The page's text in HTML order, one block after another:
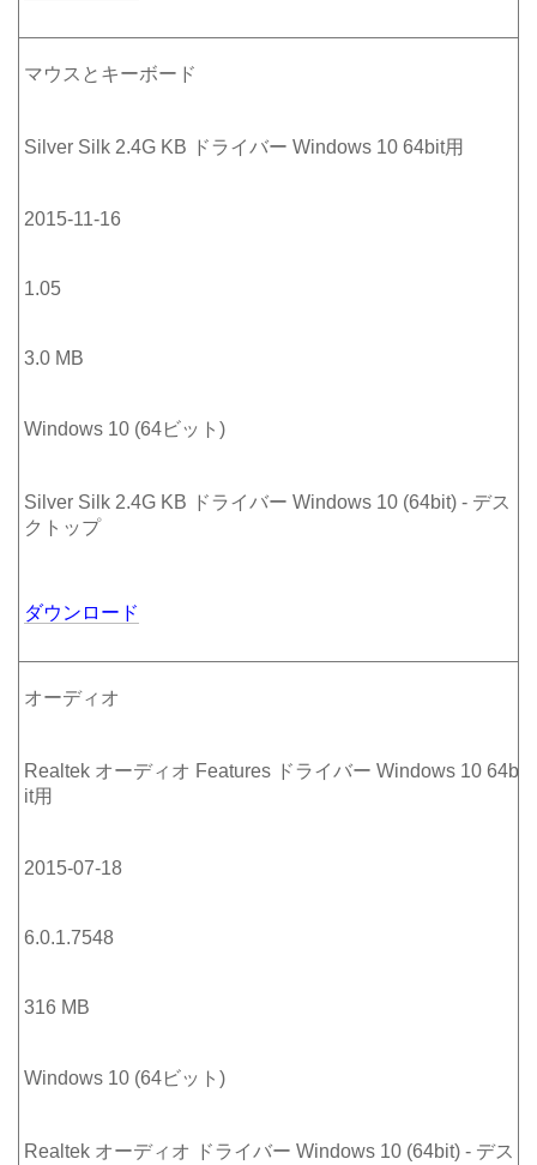
マウスとキーボード
Silver Silk 2.4G KB ドライバー Windows 10 64bit用
2015-11-16
1.05
3.0 MB
Windows 10 (64ビット)
Silver Silk 2.4G KB ドライバー Windows 10 (64bit) - デス
クトップ
ダウンロード
オーディオ
Realtek オーディオ Features ドライバー Windows 10 64b
it用
2015-07-18
6.0.1.7548
316 MB
Windows 10 (64ビット)
Realtek オーディオ ドライバー Windows 10 (64bit) - デス